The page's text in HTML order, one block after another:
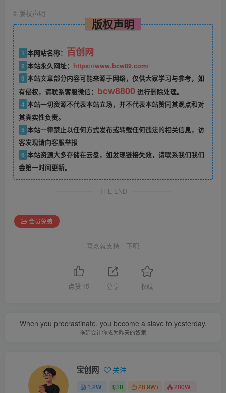
© 版权声明
版权声明
1 本网站名称： 百创网
2 本站永久网址： https://www.bcw89.com/
3 本站文章部分内容可能来源于网络，仅供大家学习与参考，如
有侵权，请联系客服微信： bcw8800 进行删除处理。
4 本站一切资源不代表本站立场，并不代表本站赞同其观点和对
其真实性负责。
5 本站一律禁止以任何方式发布或转载任何违法的相关信息，访
客发现请向客服举报
6 本站资源大多存储在云盘，如发现链接失效，请联系我们我们
会第一时间更新。
THE END
会员免费
喜欢就支持一下吧
点赞 15 分享 收藏
When you procrastinate, you become a slave to yesterday.
拖延会让你成为昨天的奴隶
宝创网 关注
1.2W+ 0 28.9W+ 280W+